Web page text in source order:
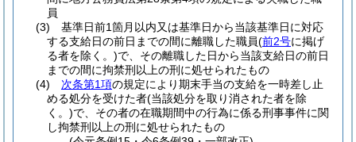
員
(3)
基準日前1箇月以内又は基準日から当該基準日に対応
する支給日の前日までの間に離職した職員(前2号に掲げ
る者を除く。)で、その離職した日から当該支給日の前日
までの間に拘禁刑以上の刑に処せられたもの
(4)
次条第1項の規定により期末手当の支給を一時差し止
める処分を受けた者(当該処分を取り消された者を除
く。)で、その者の在職期間中の行為に係る刑事事件に関
し拘禁刑以上の刑に処せられたもの